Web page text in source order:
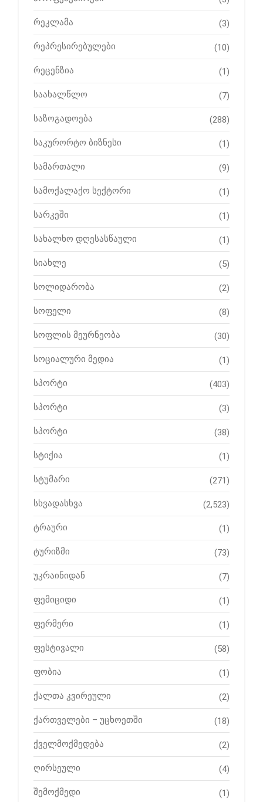
რეკლამა (3)
რეპრესირებულები (10)
რეცენზია (1)
საახალწლო (7)
საზოგადოება (288)
საკურორტო ბიზნესი (1)
სამართალი (9)
სამოქალაქო სექტორი (1)
სარკეში (1)
სახალხო დღესასწაული (1)
სიახლე (5)
სოლიდარობა (2)
სოფელი (8)
სოფლის მეურნეობა (30)
სოციალური მედია (1)
სპორტი (403)
სპორტი (3)
სპორტი (38)
სტიქია (1)
სტუმარი (271)
სხვადასხვა (2,523)
ტრაური (1)
ტურიზმი (73)
უკრაინიდან (7)
ფემიციდი (1)
ფერმერი (1)
ფესტივალი (58)
ფობია (1)
ქალთა კვირეული (2)
ქართველები – უცხოეთში (18)
ქველმოქმედება (2)
ღირსეული (4)
შემოქმედი (1)